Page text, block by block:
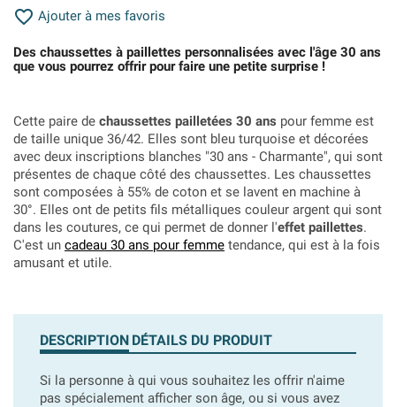
 Ajouter à mes favoris
Des chaussettes à paillettes personnalisées avec l'âge 30 ans
que vous pourrez offrir pour faire une petite surprise !
Cette paire de chaussettes pailletées 30 ans pour femme est
de taille unique 36/42. Elles sont bleu turquoise et décorées
avec deux inscriptions blanches "30 ans - Charmante", qui sont
présentes de chaque côté des chaussettes. Les chaussettes
sont composées à 55% de coton et se lavent en machine à
30°. Elles ont de petits fils métalliques couleur argent qui sont
dans les coutures, ce qui permet de donner l'effet paillettes.
C'est un cadeau 30 ans pour femme tendance, qui est à la fois
amusant et utile.
DESCRIPTION DÉTAILS DU PRODUIT
Si la personne à qui vous souhaitez les offrir n'aime
pas spécialement afficher son âge, ou si vous avez